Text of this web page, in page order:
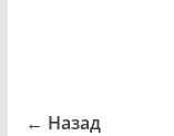
← Назад